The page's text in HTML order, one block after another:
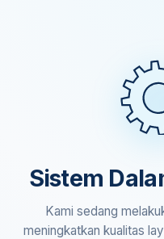
Sistem
Kami sedang
meningkatkan kualitas